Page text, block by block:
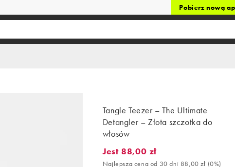
Pobierz nową
Tangle Teezer – The Ultimate
Detangler – Złota szczotka do
włosów
Jest 88,00 zł. Najlepsza cena od 30
Jest 88,00 zł
Najlepsza cena od 30 dni 88,00 zł (0%)